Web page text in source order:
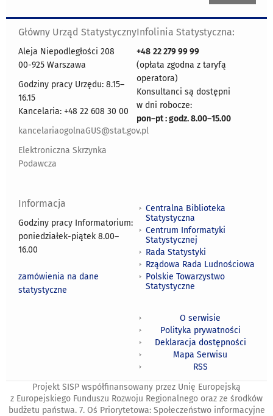
Główny Urząd Statystyczny
Aleja Niepodległości 208
00-925 Warszawa
Godziny pracy Urzędu: 8.15–
16.15
Kancelaria: +48 22 608 30 00
kancelariaogolnaGUS@stat.gov.pl
Elektroniczna Skrzynka
Podawcza
Infolinia Statystyczna:
+48 22 279 99 99
(opłata zgodna z taryfą
operatora)
Konsultanci są dostępni
w dni robocze:
pon–pt : godz. 8.00–15.00
Informacja
Godziny pracy Informatorium:
poniedziałek-piątek 8.00–
16.00
zamówienia na dane
statystyczne
Centralna Biblioteka
Statystyczna
Centrum Informatyki
Statystycznej
Rada Statystyki
Rządowa Rada Ludnościowa
Polskie Towarzystwo
Statystyczne
O serwisie
Polityka prywatności
Deklaracja dostępności
Mapa Serwisu
RSS
Projekt SISP współfinansowany przez Unię Europejską
z Europejskiego Funduszu Rozwoju Regionalnego oraz ze środków
budżetu państwa. 7. Oś Priorytetowa: Społeczeństwo informacyjne